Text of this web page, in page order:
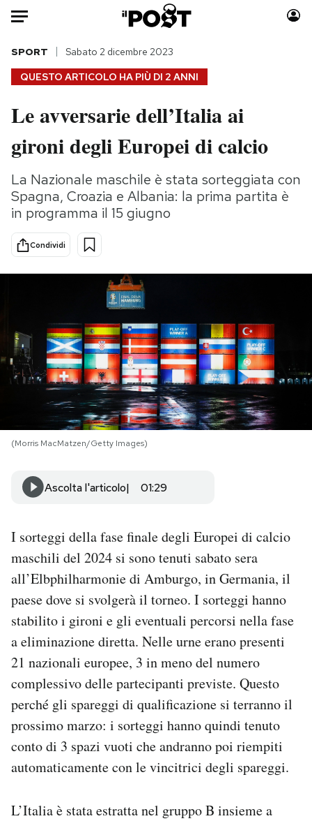
Auto
HOME
Italia
Politica
Tecnologia
Internet
Scienza
Cultura
Economia
Moda
Consumismi
Storie/Idee
Ok Boomer!
PODCAST
NEWSLETTER
I MIEI PREFERITI
SHOP
Area Personale
Newsletter
Notifiche mobile
Hai bisogno di aiuto?
Esci
QUESTO ARTICOLO HA PIÙ DI 2 ANNI
SPORT Sabato 2 dicembre 2023
Le avversarie dell’Italia ai
gironi degli Europei di calcio
La Nazionale maschile è stata sorteggiata con
Spagna, Croazia e Albania: la prima partita è
in programma il 15 giugno
Condividi
(Morris MacMatzen/Getty Images)
Ascolta l'articolo 01:29
I sorteggi della fase finale degli Europei di calcio
maschili del 2024 si sono tenuti sabato sera
all’Elbphilharmonie di Amburgo, in Germania, il
paese dove si svolgerà il torneo. I sorteggi hanno
stabilito i gironi e gli eventuali percorsi nella fase
a eliminazione diretta. Nelle urne erano presenti
21 nazionali europee, 3 in meno del numero
complessivo delle partecipanti previste. Questo
perché gli spareggi di qualificazione si terranno il
prossimo marzo: i sorteggi hanno quindi tenuto
conto di 3 spazi vuoti che andranno poi riempiti
automaticamente con le vincitrici degli spareggi.
L’Italia è stata estratta nel gruppo B insieme a